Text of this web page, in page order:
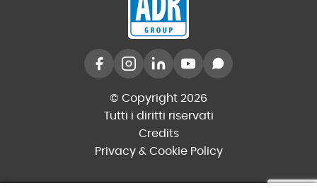
© Copyright 2026
Tutti i diritti riservati
Credits
Privacy & Cookie Policy